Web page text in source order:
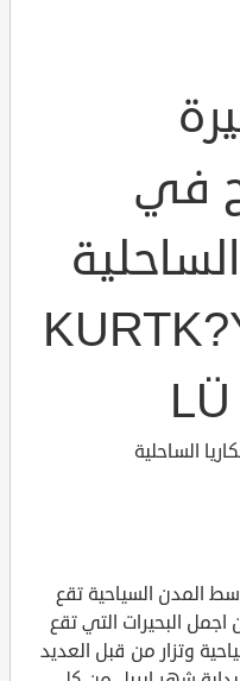
في
الساحلية
المدن السياحية تقع
اجمل البحيرات التي تقع
وتزار من قبل العديد